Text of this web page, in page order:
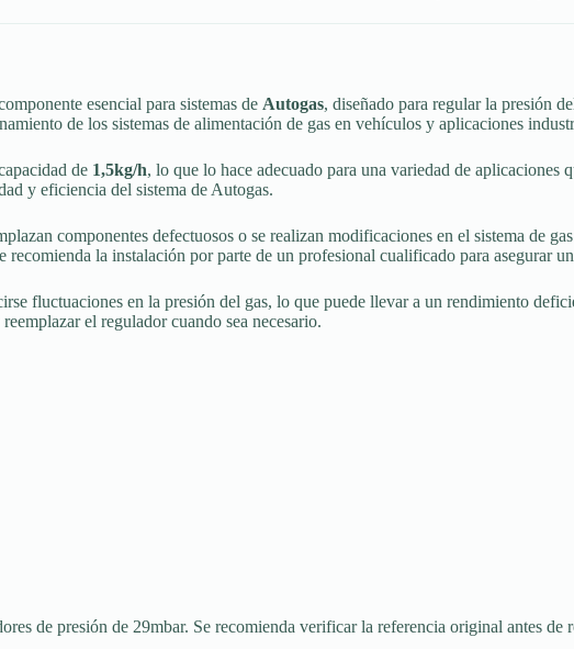
esencial para sistemas de Autogas, diseñado para regular la presión
de los sistemas de alimentación de gas en vehículos y aplicaciones
de 1,5kg/h, lo que lo hace adecuado para una variedad de
y eficiencia del sistema de Autogas.
componentes defectuosos o se realizan modificaciones en el sistema de
recomienda la instalación por parte de un profesional cualificado para asegurar
fluctuaciones en la presión del gas, lo que puede llevar a un rendimiento
el regulador cuando sea necesario.
de presión de 29mbar. Se recomienda verificar la referencia original antes de